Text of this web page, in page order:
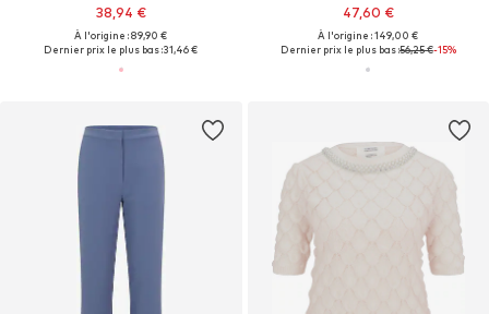
38,94 €
À l'origine : 89,90 €
Dernier prix le plus bas :31,46 €
47,60 €
À l'origine : 149,00 €
Dernier prix le plus bas :56,25 €-15%